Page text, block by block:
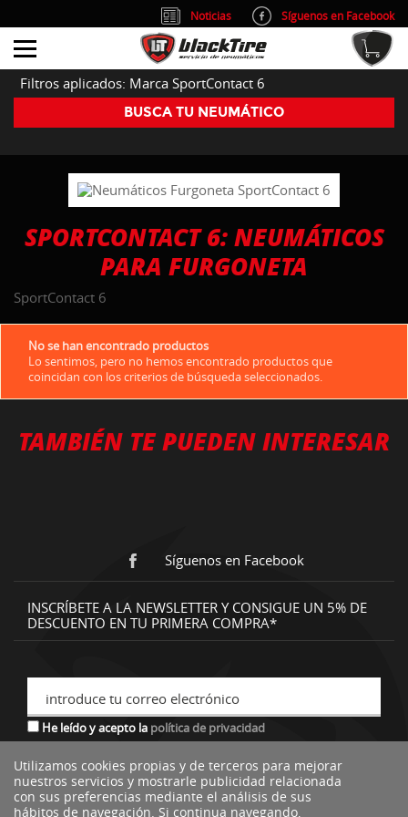
Filtros aplicados: Marca SportContact 6
BUSCA TU NEUMÁTICO
SPORTCONTACT 6: NEUMÁTICOS
PARA FURGONETA
SportContact 6
No se han encontrado productos
Lo sentimos, pero no hemos encontrado productos que
coincidan con los criterios de búsqueda seleccionados.
TAMBIÉN TE PUEDEN INTERESAR
Síguenos en Facebook
INSCRÍBETE A LA NEWSLETTER Y CONSIGUE UN 5% DE
DESCUENTO EN TU PRIMERA COMPRA*
introduce tu correo electrónico
He leído y acepto la política de privacidad
*descuento no acumulable a otras ofertas o promociones.
Utilizamos cookies propias y de terceros para mejorar
nuestros servicios y mostrarle publicidad relacionada
con sus preferencias mediante el análisis de sus
hábitos de navegación. Si continua navegando,
Noticias
Síguenos en Facebook
info@blacktire.es
914 353 309
Atención al cliente: L/V 9:00-14:00 y 15:00-19:00